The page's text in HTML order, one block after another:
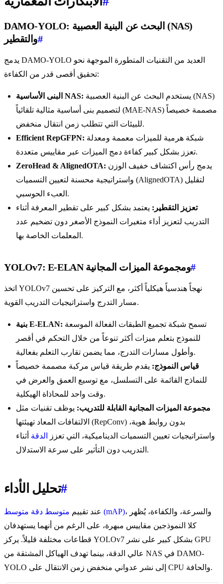
DAMO-YOLO: البحث عن البنية العصبية (NAS)
والتقطير#
يدمج DAMO-YOLO العديد من التقنيات المتطورة الموجهة نحو
تحقيق أقصى قدر من الكفاءة:
البنى الأساسية NAS:
لتصميم بنى أساسية مثالية تلقائياً (MAE-NAS) مصممة خصيصاً
للبيئات التي تتطلب زمن انتقال منخفض.
Efficient RepGFPN:
تعزز بشكل كبير كفاءة دمج الميزات عبر مقاييس متعددة.
ZeroHead & AlignedOTA:
واستراتيجية محسنة لتعيين التسميات (AlignedOTA) لتقليل
العبء الحوسبي.
تعزيز التقطير: يعتمد بشكل كبير على تقطير المعرفة أثناء
التدريب لتعزيز أداء متغيرات النموذج الأصغر دون تضخيم عدد
المعلمات الخاصة بها.
YOLOv7: E-ELAN ومجموعة الميزات المجانية#
اتخذ YOLOv7 نهجاً هندسياً هيكلياً أكثر، مع التركيز على تحسين
مسار التدرج واستراتيجيات التدريب القوية.
بنية E-ELAN:
للنموذج بتعلم ميزات أكثر تنوعاً من خلال التحكم في أقصر
وأطول مسارات التدرج، مما يضمن تقارب التعلم بفعالية.
قياس النموذج: يقدم طريقة قياس مركبة مصممة خصيصاً
للنماذج القائمة على التسلسل، مع توسيع العمق والعرض في
وقت واحد للمحاذاة الهيكلية.
مجموعة الميزات المجانية القابلة للتدريب: يوظف تقنيات مثل
الالتفافات المعاد تهيئتها (RepConv) بدون روابط هوية،
واستراتيجيات تعيين التسميات الديناميكية، التي تعزز
الدقة أثناء
التدريب دون التأثير على سرعة الاستدلال.
تحليل الأداء#
عند تقييم متوسط دقة متوسط (mAP)، والسرعة، والكفاءة، يُظهر
كلا النموذجين مقاييس مبهرة، على الرغم من أنهما يستهدفان
قطاعات مختلفة قليلاً. يركز YOLOv7 بشكل كبير على نشر GPU
عالي الدقة، بينما تهدف الهياكل المشتقة من NAS في DAMO-
YOLO إلى نشر عدواني منخفض زمن الانتقال على CPU والحافة.